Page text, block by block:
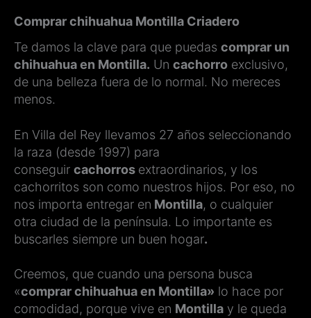
Comprar chihuahua Montilla Criadero
Te damos la clave para que puedas comprar un
chihuahua en Montilla. Un cachorro exclusivo,
de una belleza fuera de lo normal. No mereces
menos.
En Villa del Rey llevamos 27 años seleccionando
la raza (desde 1997) para
conseguir cachorros extraordinarios, y los
cachorritos son como nuestros hijos. Por eso, no
nos importa entregar en Montilla, o cualquier
otra ciudad de la península. Lo importante es
buscarles siempre un buen hogar.
Creemos, que cuando una persona busca
«comprar chihuahua en Montilla» lo hace por
comodidad, porque vive en Montilla y le queda